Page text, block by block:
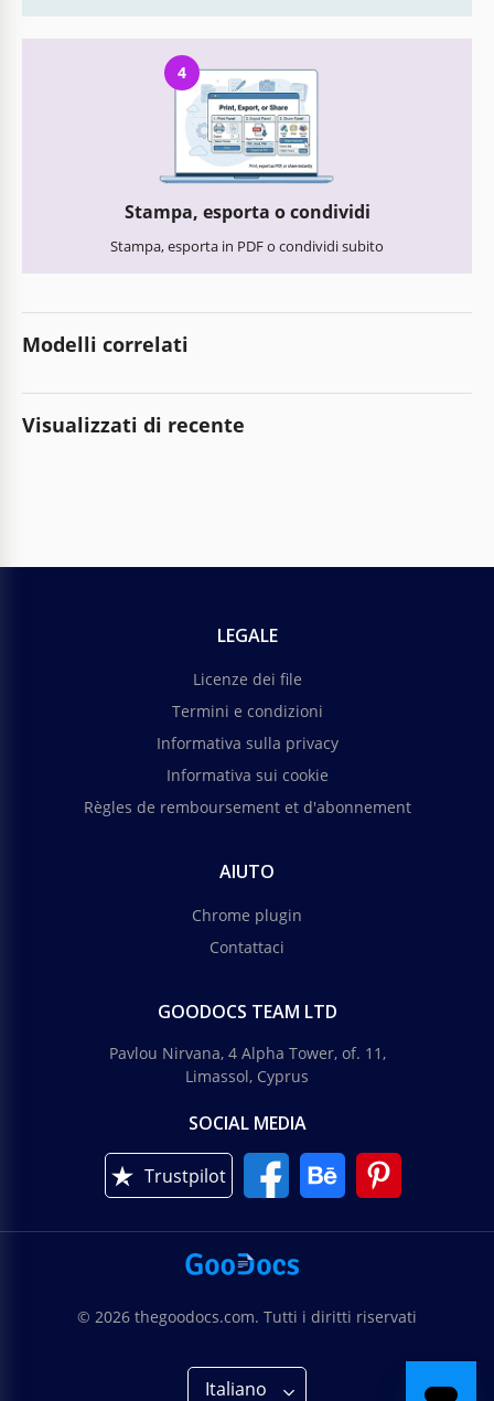
4
Stampa, esporta o condividi
Stampa, esporta in PDF o condividi subito
Modelli correlati
Visualizzati di recente
LEGALE
Licenze dei file
Termini e condizioni
Informativa sulla privacy
Informativa sui cookie
Règles de remboursement et d'abonnement
AIUTO
Chrome plugin
Contattaci
GOODOCS TEAM LTD
Pavlou Nirvana, 4 Alpha Tower, of. 11,
Limassol, Cyprus
SOCIAL MEDIA
Trustpilot
© 2026 thegoodocs.com. Tutti i diritti riservati
Italiano